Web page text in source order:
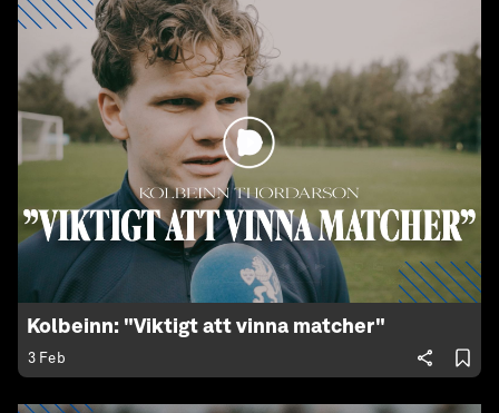
Kolbeinn: "Viktigt att vinna matcher"
3 Feb